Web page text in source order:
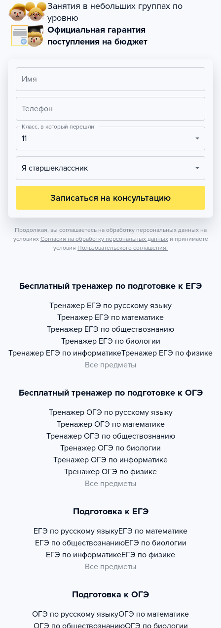
Занятия в небольших группах по
уровню
Официальная гарантия
поступления на бюджет
Имя
Телефон
Класс, в который перешли
11
Я старшеклассник
Записаться на консультацию
Продолжая, вы соглашаетесь на обработку персональных данных на
условиях Согласия на обработку персональных данных и принимаете
условия Пользовательского соглашения.
Бесплатный тренажер по подготовке к ЕГЭ
Тренажер ЕГЭ по русскому языку
Тренажер ЕГЭ по математике
Тренажер ЕГЭ по обществознанию
Тренажер ЕГЭ по биологии
Тренажер ЕГЭ по информатикеТренажер ЕГЭ по физике
Все предметы
Бесплатный тренажер по подготовке к ОГЭ
Тренажер ОГЭ по русскому языку
Тренажер ОГЭ по математике
Тренажер ОГЭ по обществознанию
Тренажер ОГЭ по биологии
Тренажер ОГЭ по информатике
Тренажер ОГЭ по физике
Все предметы
Подготовка к ЕГЭ
ЕГЭ по русскому языкуЕГЭ по математике
ЕГЭ по обществознаниюЕГЭ по биологии
ЕГЭ по информатикеЕГЭ по физике
Все предметы
Подготовка к ОГЭ
ОГЭ по русскому языкуОГЭ по математике
ОГЭ по обществознаниюОГЭ по биологии